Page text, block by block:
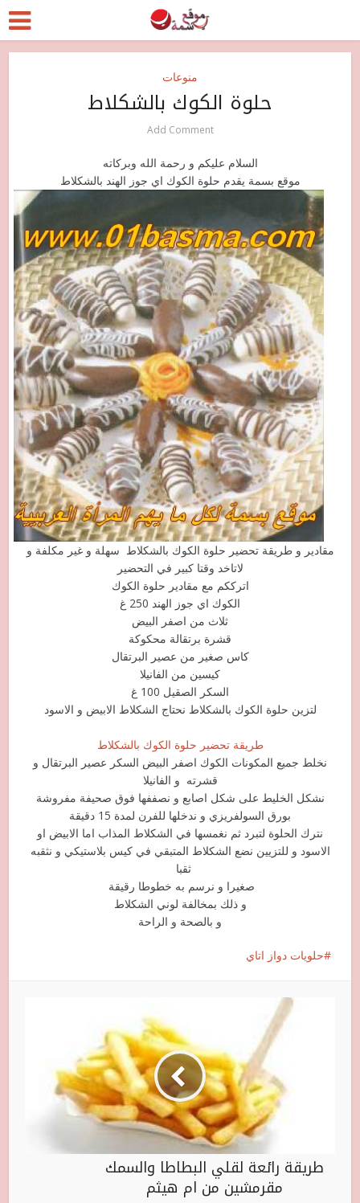
منوعات
حلوة الكوك بالشكلاط
Add Comment
السلام عليكم و رحمة الله وبركاته
موقع بسمة يقدم حلوة الكوك اي جوز الهند بالشكلاط
مقادير و طريقة تحضير حلوة الكوك بالشكلاط سهلة و غير مكلفة و
لاتاخد وقتا كبير في التحضير
اترككم مع مقادير حلوة الكوك
الكوك اي جوز الهند 250 غ
ثلاث من اصفر البيض
قشرة برتقالة محكوكة
كاس صغير من عصير البرتقال
كيسين من الفانيلا
السكر الصقيل 100 غ
لتزين حلوة الكوك بالشكلاط نحتاج الشكلاط الابيض و الاسود
طريقة تحضير حلوة الكوك بالشكلاط
نخلط جميع المكونات الكوك اصفر البيض السكر عصير البرتقال و
قشرته و الفانيلا
نشكل الخليط على شكل اصابع و نصففها فوق صحيفة مفروشة
بورق السولفريزي و ندخلها للفرن لمدة 15 دقيقة
نترك الحلوة لتبرد ثم نغمسها في الشكلاط المذاب اما الابيض او
الاسود و للتزيين نضع الشكلاط المتبقي في كيس بلاستيكي و نثقبه
ثقبا
صغيرا و نرسم به خطوطا رقيقة
و ذلك بمخالفة لوني الشكلاط
و بالصحة و الراحة
حلويات دواز اتاي
طريقة رائعة لقلي البطاطا والسمك
مقرمشين من ام هيثم